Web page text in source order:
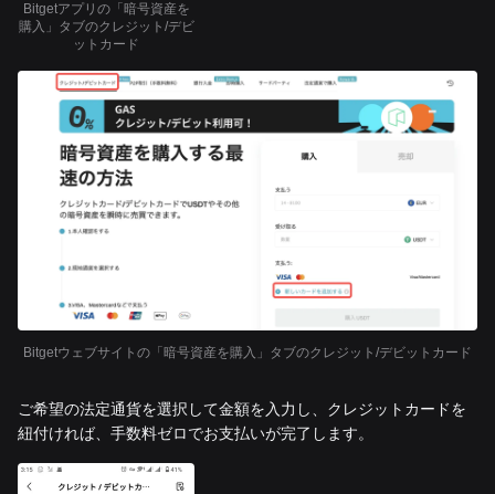
Bitgetアプリの「暗号資産を
購入」タブのクレジット/デビ
ットカード
Bitgetウェブサイトの「暗号資産を購入」タブのクレジット/デビットカード
ご希望の法定通貨を選択して金額を入力し、クレジットカードを
紐付ければ、手数料ゼロでお支払いが完了します。